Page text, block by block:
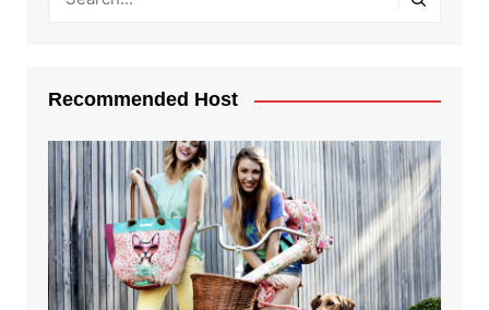
Recommended Host